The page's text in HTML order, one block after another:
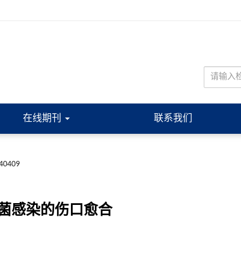
在线期刊 联系我们
感染的伤口愈合